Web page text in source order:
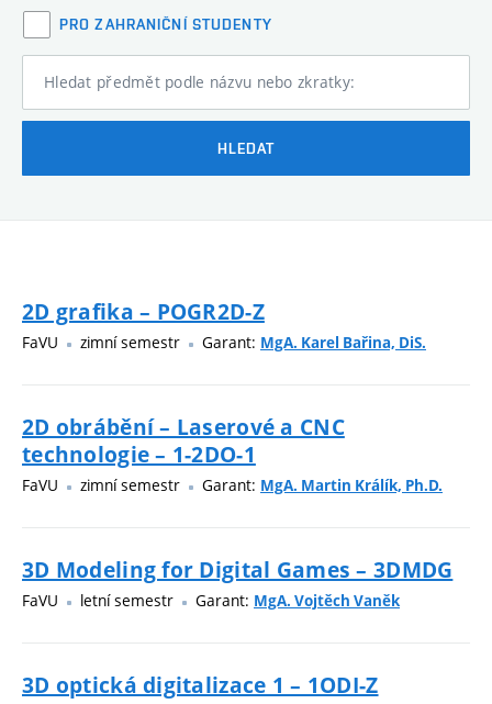
PRO ZAHRANIČNÍ STUDENTY
Hledat předmět podle názvu nebo zkratky:
HLEDAT
2D grafika – POGR2D-Z
FaVU zimní semestr Garant: MgA. Karel Bařina, DiS.
2D obrábění – Laserové a CNC
technologie – 1-2DO-1
FaVU zimní semestr Garant: MgA. Martin Králík, Ph.D.
3D Modeling for Digital Games – 3DMDG
FaVU letní semestr Garant: MgA. Vojtěch Vaněk
3D optická digitalizace 1 – 1ODI-Z